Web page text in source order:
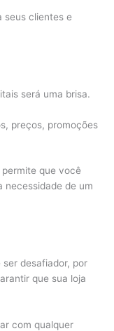
seus clientes e
será uma brisa.
preços, promoções
que você
necessidade de um
ser desafiador, por
que sua loja
com qualquer